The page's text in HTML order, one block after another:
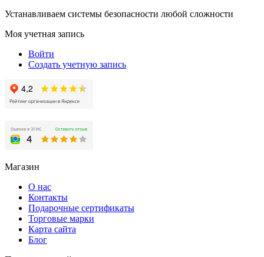
Устанавливаем системы безопасности любой сложности
Моя учетная запись
Войти
Создать учетную запись
Магазин
О нас
Контакты
Подарочные сертификаты
Торговые марки
Карта сайта
Блог